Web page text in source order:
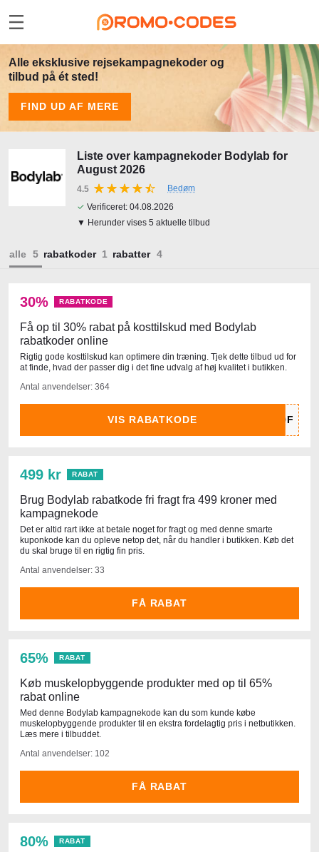
Alle eksklusive rejsekampagnekoder og
tilbud på ét sted!
FIND UD AF MERE
Liste over kampagnekoder Bodylab for
August 2026
4.5
Bedøm
✓ Verificeret: 04.08.2026
▼ Herunder vises 5 aktuelle tilbud
alle rabatkoder rabatter
30% RABATKODE
Få op til 30% rabat på kosttilskud med Bodylab
rabatkoder online
Rigtig gode kosttilskud kan optimere din træning. Tjek dette tilbud ud for
at finde, hvad der passer dig i det fine udvalg af høj kvalitet i butikken.
Antal anvendelser: 364
VIS RABATKODE
499 kr RABAT
Brug Bodylab rabatkode fri fragt fra 499 kroner med
kampagnekode
Det er altid rart ikke at betale noget for fragt og med denne smarte
kuponkode kan du opleve netop det, når du handler i butikken. Køb det
du skal bruge til en rigtig fin pris.
Antal anvendelser: 33
FÅ RABAT
65% RABAT
Køb muskelopbyggende produkter med op til 65%
rabat online
Med denne Bodylab kampagnekode kan du som kunde købe
muskelopbyggende produkter til en ekstra fordelagtig pris i netbutikken.
Læs mere i tilbuddet.
Antal anvendelser: 102
FÅ RABAT
80% RABAT